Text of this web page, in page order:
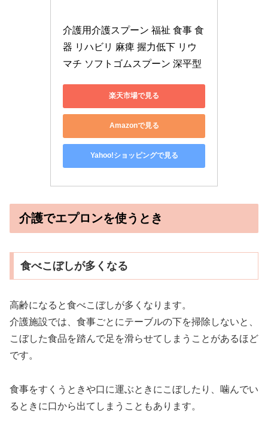
介護用介護スプーン 福祉 食事 食
器 リハビリ 麻痺 握力低下 リウ
マチ ソフトゴムスプーン 深平型
楽天市場で見る
Amazonで見る
Yahoo!ショッピングで見る
介護でエプロンを使うとき
食べこぼしが多くなる
高齢になると食べこぼしが多くなります。
介護施設では、食事ごとにテーブルの下を掃除しないと、
こぼした食品を踏んで足を滑らせてしまうことがあるほど
です。
食事をすくうときや口に運ぶときにこぼしたり、噛んでい
るときに口から出てしまうこともあります。